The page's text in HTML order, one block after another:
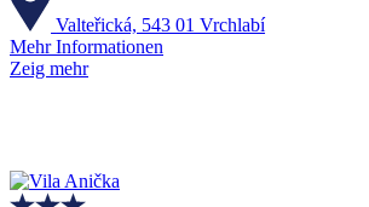
Valteřická, 543 01 Vrchlabí
Mehr Informationen
Zeig mehr